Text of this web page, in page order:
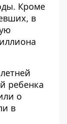
Кроме
в
ребенка
о
в